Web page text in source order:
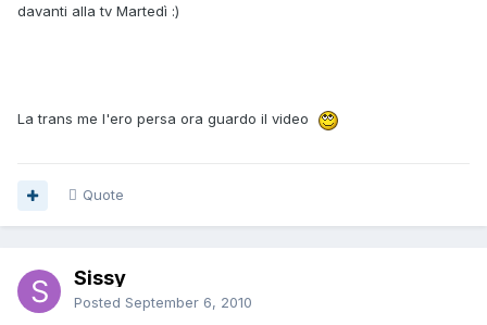
davanti alla tv Martedì :)
La trans me l'ero persa ora guardo il video
Quote
Sissy
Posted September 6, 2010